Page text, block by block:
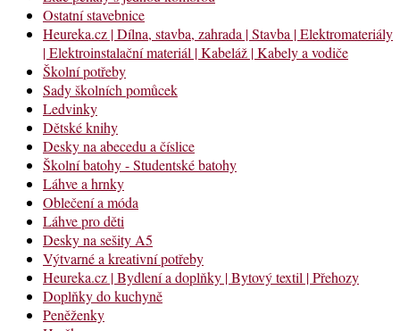
Ostatní stavebnice
Heureka.cz | Dílna, stavba, zahrada | Stavba | Elektromateriály
| Elektroinstalační materiál | Kabeláž | Kabely a vodiče
Školní potřeby
Sady školních pomůcek
Ledvinky
Dětské knihy
Desky na abecedu a číslice
Školní batohy - Studentské batohy
Láhve a hrnky
Oblečení a móda
Láhve pro děti
Desky na sešity A5
Výtvarné a kreativní potřeby
Heureka.cz | Bydlení a doplňky | Bytový textil | Přehozy
Doplňky do kuchyně
Peněženky